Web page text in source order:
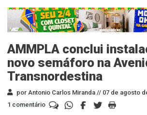
AMMPLA conclui
novo semáforo na
Transnordestina
por Antonio Carlos Miranda // 07 de agosto
1 comentário